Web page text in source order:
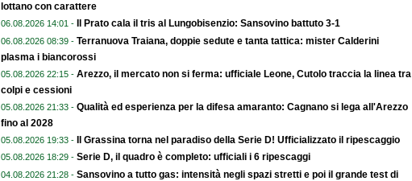
lottano con carattere
06.08.2026 14:01 - Il Prato cala il tris al Lungobisenzio: Sansovino battuto 3-1
06.08.2026 08:39 - Terranuova Traiana, doppie sedute e tanta tattica: mister Calderini
plasma i biancorossi
05.08.2026 22:15 - Arezzo, il mercato non si ferma: ufficiale Leone, Cutolo traccia la linea tra
colpi e cessioni
05.08.2026 21:33 - Qualità ed esperienza per la difesa amaranto: Cagnano si lega all'Arezzo
fino al 2028
05.08.2026 19:33 - Il Grassina torna nel paradiso della Serie D! Ufficializzato il ripescaggio
05.08.2026 18:29 - Serie D, il quadro è completo: ufficiali i 6 ripescaggi
04.08.2026 21:28 - Sansovino a tutto gas: intensità negli spazi stretti e poi il grande test di